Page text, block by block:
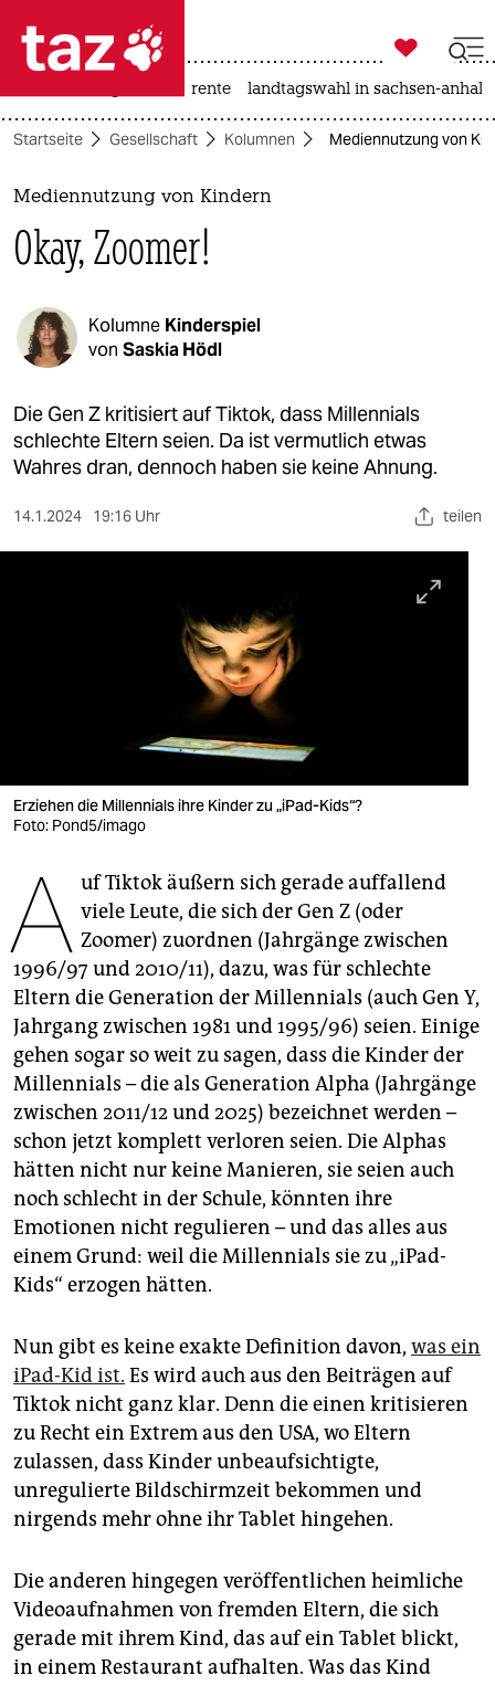
 taz zahl ich
taz zahl ich
themen
politik
öko
gesellschaft
kultur
sport
nord
fragen & hilfe
abo
genossenschaft
epaper login

taz zahl ich
rente landtagswahl in sachsen-anhalt
Startseite Gesellschaft Kolumnen Mediennutzung von
Mediennutzung von Kindern
Okay, Zoomer!
Kolumne Kinderspiel
von Saskia Hödl
Die Gen Z kritisiert auf Tiktok, dass Millennials
schlechte Eltern seien. Da ist vermutlich etwas
Wahres dran, dennoch haben sie keine Ahnung.
14.1.2024 19:16 Uhr teilen
Erziehen die Millennials ihre Kinder zu „iPad-Kids“?
Foto: Pond5/imago
A uf Tiktok äußern sich gerade auffallend
viele Leute, die sich der Gen Z (oder
Zoomer) zuordnen (Jahrgänge zwischen
1996/97 und 2010/11), dazu, was für schlechte
Eltern die Generation der Millennials (auch Gen Y,
Jahrgang zwischen 1981 und 1995/96) seien. Einige
gehen sogar so weit zu sagen, dass die Kinder der
Millennials – die als Generation Alpha (Jahrgänge
zwischen 2011/12 und 2025) bezeichnet werden –
schon jetzt komplett verloren seien. Die Alphas
hätten nicht nur keine Manieren, sie seien auch
noch schlecht in der Schule, könnten ihre
Emotionen nicht regulieren – und das alles aus
einem Grund: weil die Millennials sie zu „iPad-
Kids“ erzogen hätten.
Nun gibt es keine exakte Definition davon, was ein
iPad-Kid ist. Es wird auch aus den Beiträgen auf
Tiktok nicht ganz klar. Denn die einen kritisieren
zu Recht ein Extrem aus den USA, wo Eltern
zulassen, dass Kinder unbeaufsichtigte,
unregulierte Bildschirmzeit bekommen und
nirgends mehr ohne ihr Tablet hingehen.
Die anderen hingegen veröffentlichen heimliche
Videoaufnahmen von fremden Eltern, die sich
gerade mit ihrem Kind, das auf ein Tablet blickt,
in einem Restaurant aufhalten. Was das Kind